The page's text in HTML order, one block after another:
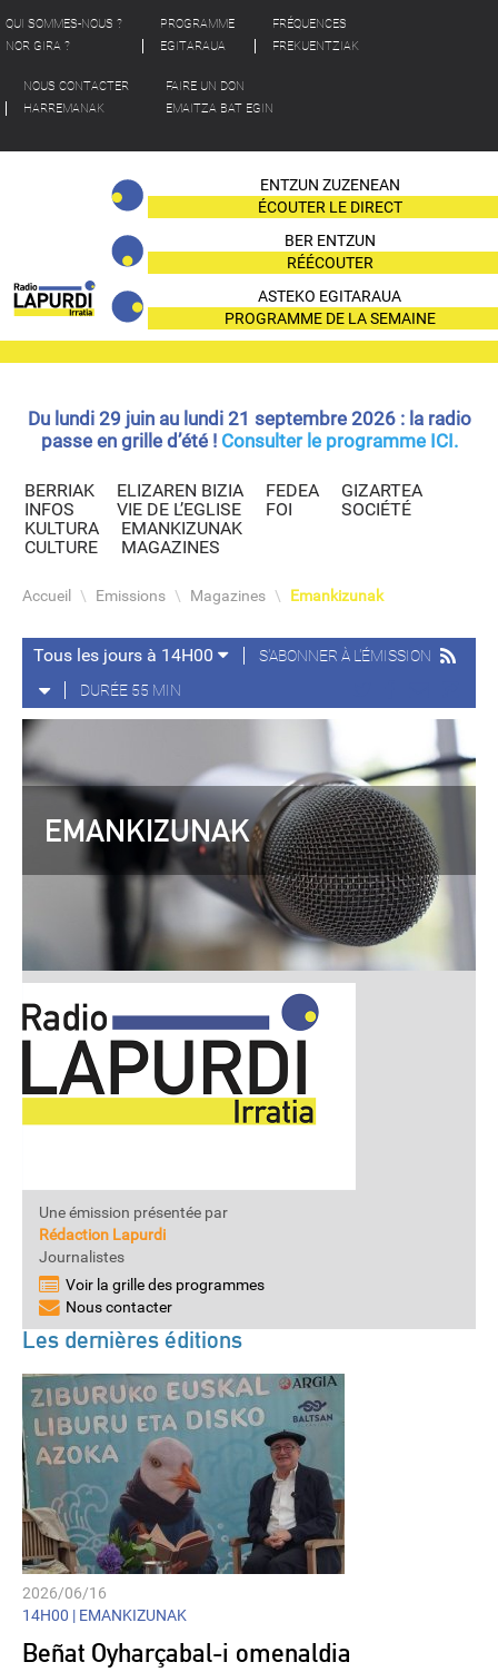
QUI SOMMES-NOUS ?
NOR GIRA ?
PROGRAMME
EGITARAUA
FRÉQUENCES
FREKUENTZIAK
NOUS CONTACTER
HARREMANAK
FAIRE UN DON
EMAITZA BAT EGIN
ENTZUN ZUZENEAN
ÉCOUTER LE DIRECT
BER ENTZUN
RÉÉCOUTER
ASTEKO EGITARAUA
PROGRAMME DE LA SEMAINE
Du lundi 29 juin au lundi 21 septembre 2026 : la radio
passe en grille d’été ! Consulter le programme ICI.
BERRIAK
INFOS
ELIZAREN BIZIA
VIE DE L’EGLISE
FEDEA
FOI
GIZARTEA
SOCIÉTÉ
KULTURA
CULTURE
EMANKIZUNAK
MAGAZINES
Accueil \ Emissions \ Magazines \ Emankizunak
Tous les jours à 14H00
S'ABONNER À L'ÉMISSION
DURÉE 55 MIN
EMANKIZUNAK
Une émission présentée par
Rédaction Lapurdi
Journalistes
Voir la grille des programmes
Nous contacter
Les dernières éditions
2026/06/16
14H00 | EMANKIZUNAK
Beñat Oyharçabal-i omenaldia